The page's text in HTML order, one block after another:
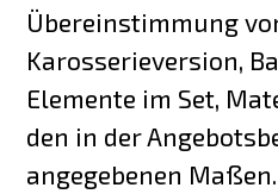
Übereinstimmung
Karosserieversion,
Elemente im Set,
den in der
angegebenen Maßen.